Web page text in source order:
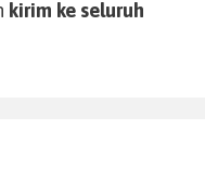
kirim ke seluruh